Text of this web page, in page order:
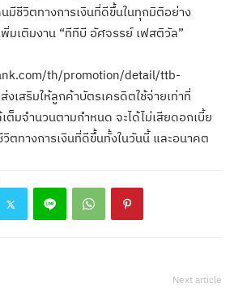
มีชีวิตทางการเงินที่ดีขึ้นในทุกมิติอย่าง
พิ่มเติมงาน “ทีทีบี อัศจรรย์ เฟสติวัล”
th/promotion/detail/ttb-
เสริมให้ลูกค้าบัตรเครดิตใช้จ่ายเท่าที่
เต็มจำนวนตามกำหนด จะได้ไม่เสียดอกเบี้ย
ตทางการเงินที่ดีขึ้นทั้งในวันนี้ และอนาคต
Next article